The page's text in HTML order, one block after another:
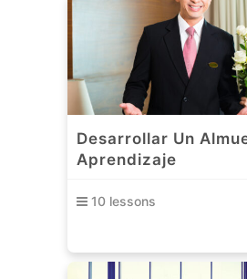
Desarrollar Un
Aprendizaje
10 lessons